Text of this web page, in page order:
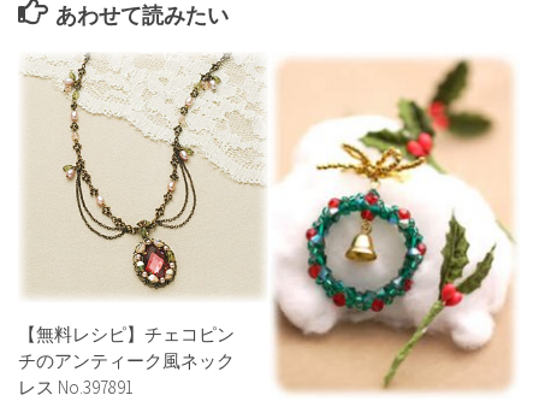
あわせて読みたい
【無料レシピ】チェコピン
チのアンティーク風ネック
レス No.397891